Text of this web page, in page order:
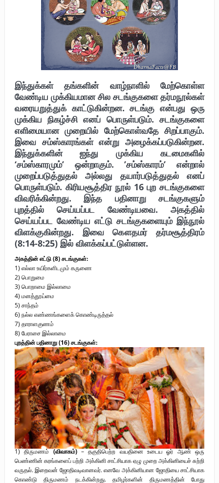
புலிகளின் குரல் பொறுப்பாளர் திரு. தமிழன்பன் (ஜவான்) அவர்களின் புகழ்
வணக்க நிகழ்வும் ‘விடுதலைச் சிற்பி’ நூல் மற்றும் ‘ஜவான் – திடம் குன்றா
தீக்குரல்’ இசைப்பேழை வெளியீடும்.
உரிமைப் போராட்டம் _
திறந்த மடல்!
இந்துக்கள் தங்களின் வாழ்நாளில் மேற்கொள்ள
வேண்டிய முக்கியமான சில சடங்குகளை தர்மநூல்கள்
வரையறுத்துக் காட்டுகின்றன. சடங்கு என்பது ஒரு
முக்கிய நிகழ்ச்சி எனப் பொருள்படும். சடங்குகளை
எளிமையான முறையில் மேற்கொள்வதே சிறப்பாகும்.
இவை சம்ஸ்காரங்கள் என்று அழைக்கப்படுகின்றன.
இந்துக்களின் ஐந்து முக்கிய கடமைகளில்
‘சம்ஸ்காரமும்’ ஒன்றாகும். ’சம்ஸ்காரம்’ என்றால்
முறைப்படுத்துதல் அல்லது தயார்படுத்துதல் எனப்
பொருள்படும். கிரியசூத்திர நூல் 16 புற சடங்குகளை
விவரிக்கின்றது. இந்த பதினாறு சடங்குகளும்
புறத்தில் செய்யப்பட வேண்டியவை. அகத்தில்
செய்யப்பட வேண்டிய எட்டு சடங்குகளையும் இந்நூல்
விளக்குகின்றது. இவை கௌதமர் தர்மசூத்திரம்
(8:14-8:25) இல் விளக்கப்பட்டுள்ளன.
அகத்தின் எட்டு (8) சடங்குகள்:
1) எல்லா உயிர்களிடமும் கருணை
2) பொறுமை
3) பொறாமை இல்லாமை
4) மனத்தூய்மை
5) சாந்தம்
6) நல்ல எண்ணங்களைக் கொண்டிருத்தல்
7) தாராளகுணம்
8) பேராசை இல்லாமை
புறத்தின் பதினாறு (16) சடங்குகள்:
1) திருமணம்(விவாகம்)– தகுதிபெற்ற வயதினை உடைய ஓர் ஆண் ஒரு
பெண்ணின் கரங்களைப் பற்றி அக்கினி சாட்சியாக ஏழு முறை அக்கினியைச் சுற்றி
வருதல். இறைவன் ஜோதிவடிவானவர். எனவே அக்கினியான ஜோதியை சாட்சியாக
கொண்டு திருமணம் நடக்கின்றது. தமிழர்களின் திருமணத்தின் போது